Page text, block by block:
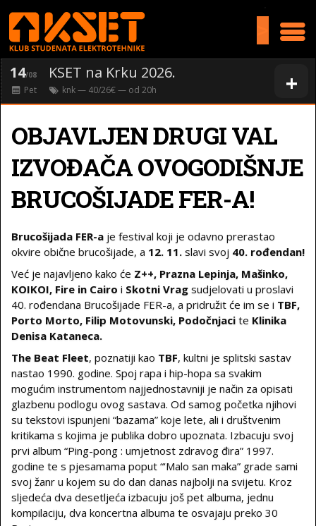
+
14/08 KSET na Krku 2026.
Pet knk— 40/26€ — od 20h
OBJAVLJEN DRUGI VAL
IZVOĐAČA OVOGODIŠNJE
BRUCOŠIJADE FER-A!
Brucošijada FER-a je festival koji je odavno prerastao
okvire obične brucošijade, a 12. 11. slavi svoj 40. rođendan!
Već je najavljeno kako će Z++, Prazna Lepinja, Mašinko,
KOIKOI, Fire in Cairo i Skotni Vrag sudjelovati u proslavi
40. rođendana Brucošijade FER-a, a pridružit će im se i TBF,
Porto Morto, Filip Motovunski, Podočnjaci te Klinika
Denisa Kataneca.
The Beat Fleet, poznatiji kao TBF, kultni je splitski sastav
nastao 1990. godine. Spoj rapa i hip-hopa sa svakim
mogućim instrumentom najjednostavniji je način za opisati
glazbenu podlogu ovog sastava. Od samog početka njihovi
su tekstovi ispunjeni “bazama” koje lete, ali i društvenim
kritikama s kojima je publika dobro upoznata. Izbacuju svoj
prvi album “Ping-pong : umjetnost zdravog đira” 1997.
godine te s pjesamama poput “‘Malo san maka” grade sami
svoj žanr u kojem su do dan danas najbolji na svijetu. Kroz
sljedeća dva desetljeća izbacuju još pet albuma, jednu
kompilaciju, dva koncertna albuma te osvajaju preko 30